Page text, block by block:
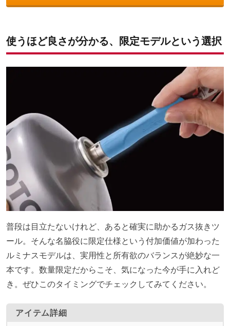
使うほど良さが分かる、限定モデルという選択
普段は目立たないけれど、あると確実に助かるガス抜きツ
ール。そんな名脇役に限定仕様という付加価値が加わった
ルミナスモデルは、実用性と所有欲のバランスが絶妙な一
本です。数量限定だからこそ、気になった今が手に入れど
き。ぜひこのタイミングでチェックしてみてください。
アイテム詳細